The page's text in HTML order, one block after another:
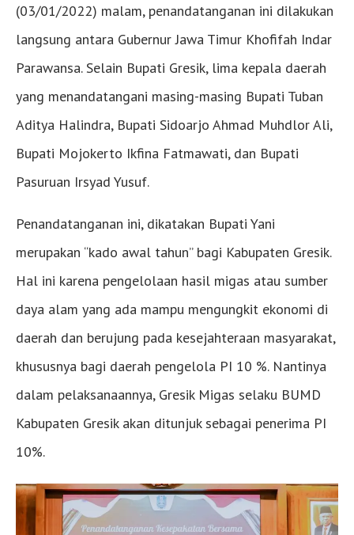
(03/01/2022) malam, penandatanganan ini dilakukan
langsung antara Gubernur Jawa Timur Khofifah Indar
Parawansa. Selain Bupati Gresik, lima kepala daerah
yang menandatangani masing-masing Bupati Tuban
Aditya Halindra, Bupati Sidoarjo Ahmad Muhdlor Ali,
Bupati Mojokerto Ikfina Fatmawati, dan Bupati
Pasuruan Irsyad Yusuf.
Penandatanganan ini, dikatakan Bupati Yani
merupakan “kado awal tahun” bagi Kabupaten Gresik.
Hal ini karena pengelolaan hasil migas atau sumber
daya alam yang ada mampu mengungkit ekonomi di
daerah dan berujung pada kesejahteraan masyarakat,
khususnya bagi daerah pengelola PI 10 %. Nantinya
dalam pelaksanaannya, Gresik Migas selaku BUMD
Kabupaten Gresik akan ditunjuk sebagai penerima PI
10%.